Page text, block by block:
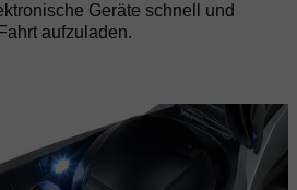
Geräte schnell und
aufzuladen.